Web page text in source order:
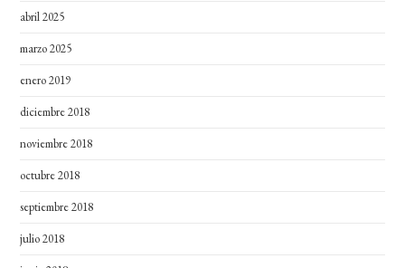
abril 2025
marzo 2025
enero 2019
diciembre 2018
noviembre 2018
octubre 2018
septiembre 2018
julio 2018